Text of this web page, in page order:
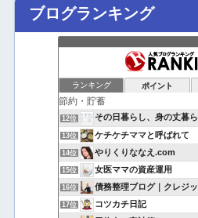
ブログランキング
ランキング ポイント
12位 その日暮らし、身の丈暮
13位 ケチケチママと呼ばれて
14位 やりくりななえ.com
15位 女医ママの資産運用
16位 債務整理ブログ｜クレジットカード
17位 コツカチ日記